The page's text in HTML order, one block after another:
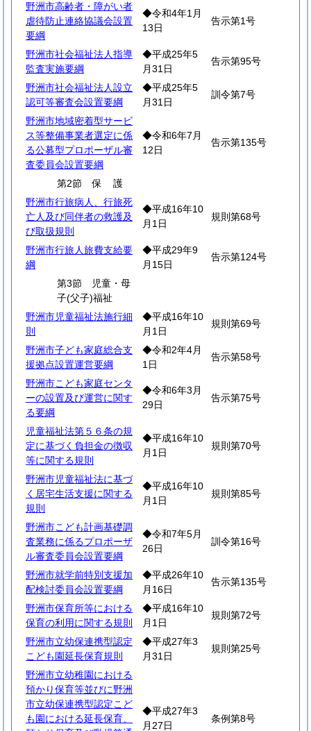
野洲市高齢者・障がい者
虐待防止連絡協議会設置
要綱
◆令和4年1月
13日
告示第1号
野洲市社会福祉法人指導
監査実施要綱
◆平成25年5
月31日
告示第95号
野洲市社会福祉法人設立
認可等審査会設置要綱
◆平成25年5
月31日
訓令第7号
野洲市地域密着型サービ
ス等整備事業者選定に係
る公募型プロポーザル審
査委員会設置要綱
◆令和6年7月
12日
告示第135号
第2節 保護
野洲市行旅病人、行旅死
亡人及び同伴者の救護及
び取扱規則
◆平成16年10
月1日
規則第68号
野洲市行旅人旅費支給要
綱
◆平成29年9
月15日
告示第124号
第3節 児童・母
子(父子)福祉
野洲市児童福祉法施行細
則
◆平成16年10
月1日
規則第69号
野洲市子ども家庭総合支
援拠点設置運営要綱
◆令和2年4月
1日
告示第58号
野洲市こども家庭センタ
ーの設置及び運営に関す
る要綱
◆令和6年3月
29日
告示第75号
児童福祉法第５６条の規
定に基づく負担金の徴収
等に関する規則
◆平成16年10
月1日
規則第70号
野洲市児童福祉法に基づ
く居宅生活支援に関する
規則
◆平成16年10
月1日
規則第85号
野洲市こども計画基礎調
査業務に係るプロポーザ
ル審査委員会設置要綱
◆令和7年5月
26日
訓令第16号
野洲市就学前特別支援加
配検討委員会設置要綱
◆平成26年10
月16日
告示第135号
野洲市保育所等における
保育の利用に関する規則
◆平成16年10
月1日
規則第72号
野洲市立幼保連携型認定
こども園延長保育規則
◆平成27年3
月31日
規則第25号
野洲市立幼稚園における
預かり保育等並びに野洲
市立幼保連携型認定こど
も園における延長保育、
◆平成27年3
月27日
条例第8号